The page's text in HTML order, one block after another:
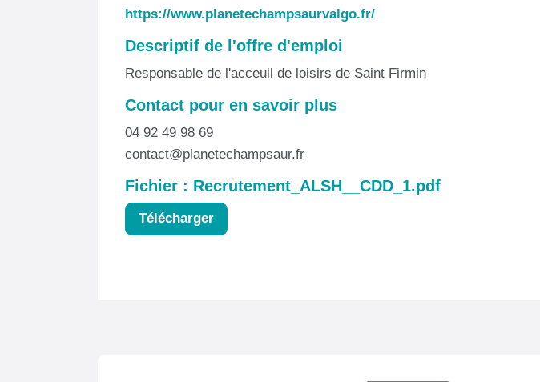
https://www.planetechampsaurvalgo.fr/
Descriptif de l'offre d'emploi
Responsable de l'acceuil de loisirs de Saint Firmin
Contact pour en savoir plus
04 92 49 98 69
contact@planetechampsaur.fr
Fichier : Recrutement_ALSH__CDD_1.pdf
Télécharger